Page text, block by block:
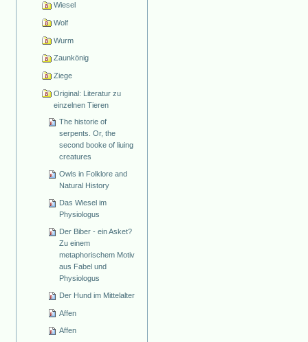
Wiesel
Wolf
Wurm
Zaunkönig
Ziege
Original: Literatur zu
einzelnen Tieren
The historie of
serpents. Or, the
second booke of liuing
creatures
Owls in Folklore and
Natural History
Das Wiesel im
Physiologus
Der Biber - ein Asket?
Zu einem
metaphorischem Motiv
aus Fabel und
Physiologus
Der Hund im Mittelalter
Affen
Affen